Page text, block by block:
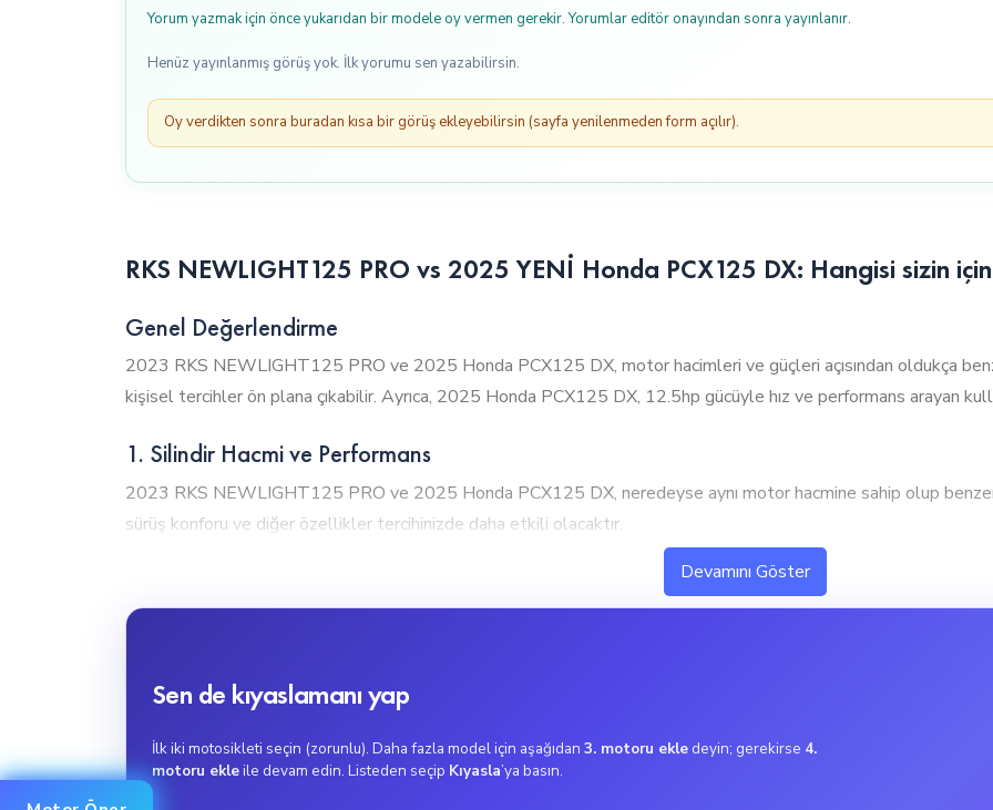
Yorum yazmak için önce yukarıdan bir modele oy vermen gerekir. Yorumlar editör onayından sonra yayınlanır.
Henüz yayınlanmış görüş yok. İlk yorumu sen yazabilirsin.
Oy verdikten sonra buradan kısa bir görüş ekleyebilirsin (sayfa yenilenmeden form açılır).
RKS NEWLIGHT125 PRO vs 2025 YENİ Honda PCX125 DX: Hangisi sizin
Genel Değerlendirme
2023 RKS NEWLIGHT125 PRO ve 2025 Honda PCX125 DX, motor hacimleri ve güçleri açısından oldukça
kişisel tercihler ön plana çıkabilir. Ayrıca, 2025 Honda PCX125 DX, 12.5hp gücüyle hız ve performans arayan
1. Silindir Hacmi ve Performans
2023 RKS NEWLIGHT125 PRO ve 2025 Honda PCX125 DX, neredeyse aynı motor hacmine sahip olup
sürüş konforu ve diğer özellikler tercihinizde daha etkili olacaktır.
2023 RKS NEWLIGHT125 PRO, 125cc motor hacmiyle yüksek performans ve hızlanma isteyen kullanıcılar
2023 RKS NEWLIGHT125 PRO ve 2025 Honda PCX125 DX, tork değerleri açısından birbirine yakın
ile biraz daha güçlü bir çekiş gücüne sahip. Bu, özellikle hızlanma gerektiren durumlarda avantaj sağlayabilir.
2025 Honda PCX125 DX, ani hızlanma gerektiren kullanıcılar için ideal. Bu tork değeri, şehir içi kullanımda
3. Maksimum Hız
Devamını Göster
Sen de kıyaslamanı yap
İlk iki motosikleti seçin (zorunlu). Daha fazla model için aşağıdan 3. motoru ekledeyin; gerekirse 4.
motoru ekleile devam edin. Listeden seçip Kıyasla’ya basın.